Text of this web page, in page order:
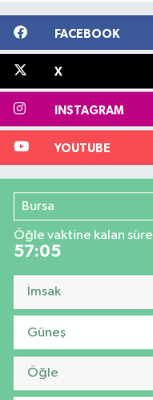
FACEBOOK
X
INSTAGRAM
YOUTUBE
Bursa
Öğle vaktine kalan süre
57:04
İmsak
Güneş
Öğle